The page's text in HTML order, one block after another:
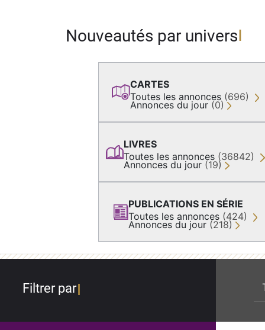
Nouveautés par univers
CARTES
Toutes les annonces (696)
Annonces du jour (0)
LIVRES
Toutes les annonces (36842)
Annonces du jour (19)
PUBLICATIONS EN SÉRIE
Toutes les annonces (424)
Annonces du jour (218)
Filtrer par